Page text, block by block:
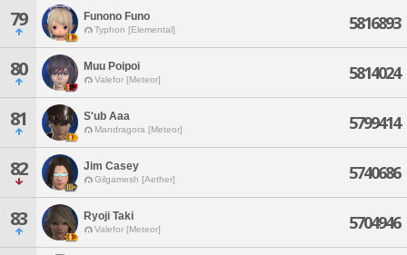
79 Funono Funo
Typhon [Elemental] 5816893
80 Muu Poipoi
Valefor [Meteor] 5814024
81 S'ub Aaa
Mandragora [Meteor] 5799414
82 Jim Casey
Gilgamesh [Aether] 5740686
83 Ryoji Taki
Valefor [Meteor] 5704946